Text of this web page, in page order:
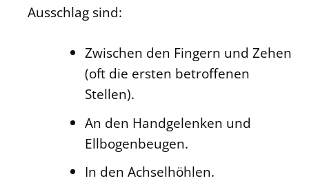
Ausschlag sind:
Zwischen den Fingern und Zehen
(oft die ersten betroffenen
Stellen).
An den Handgelenken und
Ellbogenbeugen.
In den Achselhöhlen.